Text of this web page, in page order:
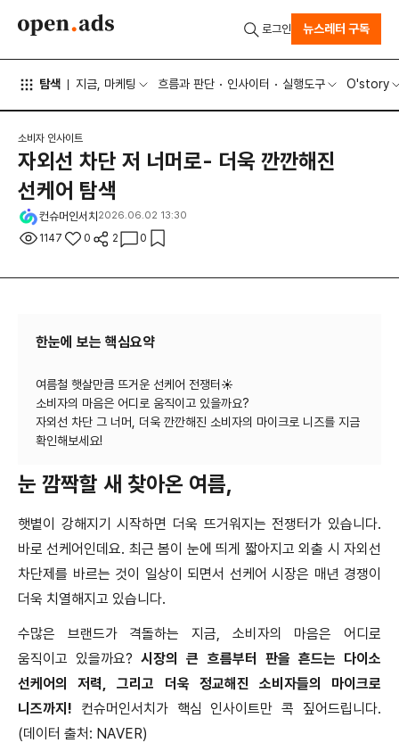
탐색 지금, 마케팅 흐름과 판단 인사이터 실행도구 O'story
로그인 뉴스레터 구독
소비자 인사이트
자외선 차단 저 너머로- 더욱 깐깐해진
선케어 탐색
컨슈머인서치 2026.06.02 13:30
1147 0 2 0
한눈에 보는 핵심요약
여름철 햇살만큼 뜨거운 선케어 전쟁터☀️
소비자의 마음은 어디로 움직이고 있을까요?
자외선 차단 그 너머, 더욱 깐깐해진 소비자의 마이크로 니즈를 지금
눈 깜짝할 새 찾아온 여름,
햇볕이 강해지기 시작하면 더욱 뜨거워지는 전쟁터가 있습니다.
바로 선케어인데요. 최근 봄이 눈에 띄게 짧아지고 외출 시 자외선
차단제를 바르는 것이 일상이 되면서 선케어 시장은 매년 경쟁이
더욱 치열해지고 있습니다.
수많은 브랜드가 격돌하는 지금, 소비자의 마음은 어디로
움직이고 있을까요?시장의 큰 흐름부터 판을 흔드는 다이소
선케어의 저력,그리고 더욱 정교해진 소비자들의 마이크로
니즈까지 ! 컨슈머인서치가 핵심 인사이트만 콕 짚어드립니다.
(데이터 출처 : NAVER)